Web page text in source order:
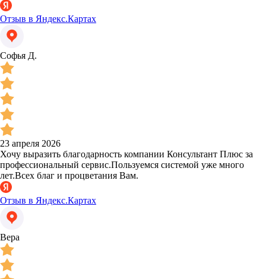
Отзыв в Яндекс.Картах
Софья Д.
23 апреля 2026
Хочу выразить благодарность компании Консультант Плюс за
профессиональный сервис.Пользуемся системой уже много
лет.Всех благ и процветания Вам.
Отзыв в Яндекс.Картах
Вера